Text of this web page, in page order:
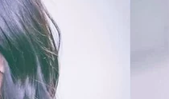
冬季绚烂，少不了羽绒服、毛呢大衣